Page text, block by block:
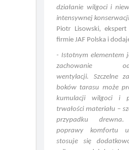
Tworzy konstrukcję
działanie wilgoci i
intensywnej
Piotr Lisowski, ekspert
- Istotnym elementem
zachowanie
wentylacji. Szczelne
boków tarasu może
kumulacji wilgoci i
trwałości materiału –
przypadku
poprawy komfortu